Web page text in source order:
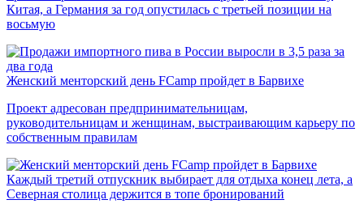
Китая, а Германия за год опустилась с третьей позиции на
восьмую
Женский менторский день FCamp пройдет в Барвихе
Проект адресован предпринимательницам,
руководительницам и женщинам, выстраивающим карьеру по
собственным правилам
Каждый третий отпускник выбирает для отдыха конец лета, а
Северная столица держится в топе бронирований